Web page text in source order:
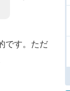
です。ただ